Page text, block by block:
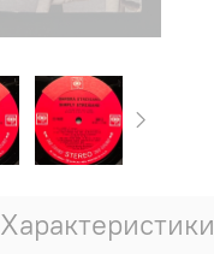
Характеристики